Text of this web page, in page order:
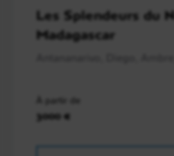
Les Splendeurs du
Madagascar
À partir de
3000 €